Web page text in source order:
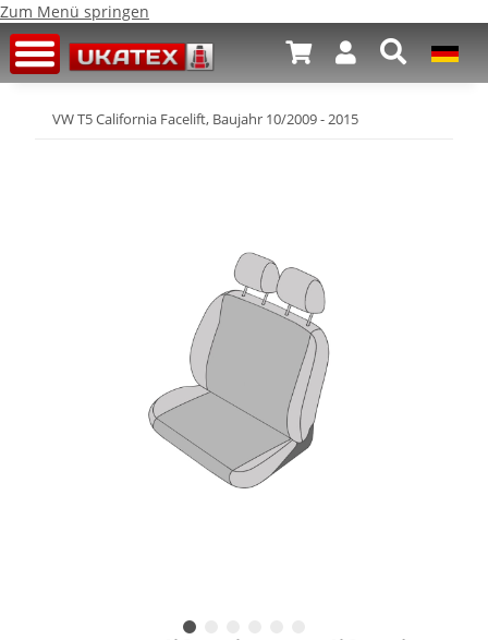
Zum Menü springen
VW T5 California Facelift, Baujahr 10/2009 - 2015